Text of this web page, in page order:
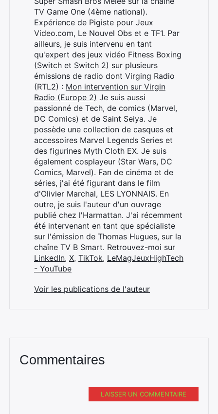
TV Game One (4ème national).
Expérience de Pigiste pour Jeux
Video.com, Le Nouvel Obs et e TF1. Par
ailleurs, je suis intervenu en tant
qu'expert des jeux vidéo Fitness Boxing
(Switch et Switch 2) sur plusieurs
émissions de radio dont Virging Radio
(RTL2) : Mon intervention sur Virgin
Radio (Europe 2) Je suis aussi
passionné de Tech, de comics (Marvel,
DC Comics) et de Saint Seiya. Je
possède une collection de casques et
accessoires Marvel Legends Series et
des figurines Myth Cloth EX. Je suis
également cosplayeur (Star Wars, DC
Comics, Marvel). Fan de cinéma et de
séries, j'ai été figurant dans le film
d'Olivier Marchal, LES LYONNAIS. En
outre, je suis l'auteur d'un ouvrage
publié chez l'Harmattan. J'ai récemment
été intervenant en tant que spécialiste
sur l'émission de Thomas Hugues, sur la
chaîne TV B Smart. Retrouvez-moi sur
LinkedIn, X, TikTok, LeMagJeuxHighTech
- YouTube
Voir les publications de l'auteur
Commentaires
LAISSER UN COMMENTAIRE
Rechercher
: